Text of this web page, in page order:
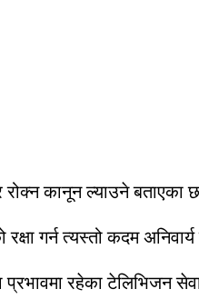
कानून ल्याउने बताएका
गर्न त्यस्तो कदम
प्रभावमा रहेका टेलिभिजन